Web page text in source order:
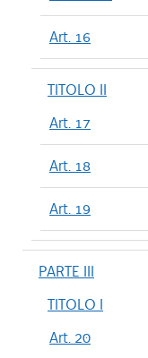
Art. 16
TITOLO II
Art. 17
Art. 18
Art. 19
PARTE III
TITOLO I
Art. 20